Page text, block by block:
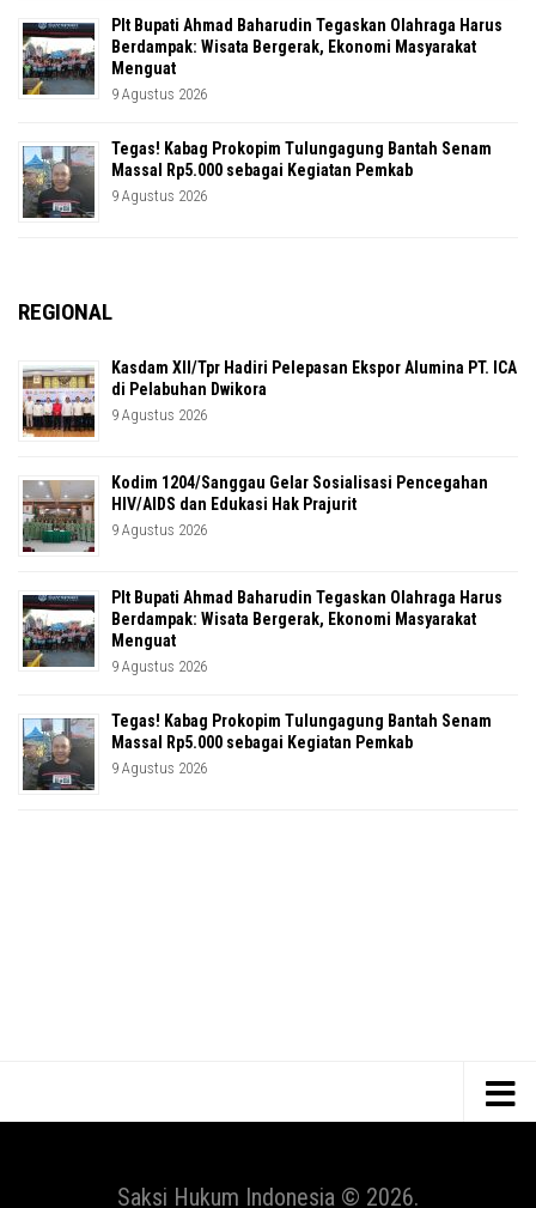
Plt Bupati Ahmad Baharudin Tegaskan Olahraga Harus
Berdampak: Wisata Bergerak, Ekonomi Masyarakat
Menguat
9 Agustus 2026
Tegas! Kabag Prokopim Tulungagung Bantah Senam
Massal Rp5.000 sebagai Kegiatan Pemkab
9 Agustus 2026
REGIONAL
Kasdam XII/Tpr Hadiri Pelepasan Ekspor Alumina PT. ICA
di Pelabuhan Dwikora
9 Agustus 2026
Kodim 1204/Sanggau Gelar Sosialisasi Pencegahan
HIV/AIDS dan Edukasi Hak Prajurit
9 Agustus 2026
Plt Bupati Ahmad Baharudin Tegaskan Olahraga Harus
Berdampak: Wisata Bergerak, Ekonomi Masyarakat
Menguat
9 Agustus 2026
Tegas! Kabag Prokopim Tulungagung Bantah Senam
Massal Rp5.000 sebagai Kegiatan Pemkab
9 Agustus 2026
Saksi Hukum Indonesia © 2026.